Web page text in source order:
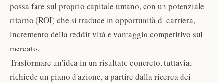
possa fare sul proprio capitale umano, con un potenziale
ritorno (ROI) che si traduce in opportunità di carriera,
incremento della redditività e vantaggio competitivo sul
mercato.
Trasformare un'idea in un risultato concreto, tuttavia,
richiede un piano d'azione, a partire dalla ricerca dei